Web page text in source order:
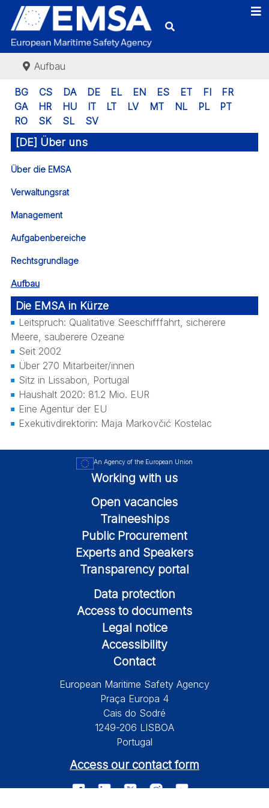
Aufbau
BG CS DA DE EL EN ES ET FI
FR
GA
HR HU IT LT LV MT NL PL
PT
RO
SK SL SV
[DE] Über uns
Über die EMSA
Verwaltungsrat
Management
Aufgabenbereiche
Rechtsgrundlage
Aufbau
Die EMSA in Kürze
Leitspruch: Qualitative Seeschifffahrt, sicherere
Meere, sauberere Ozeane
Seit 2002
Über 270 Mitarbeiter/innen
Sitz in Lissabon, Portugal
Haushalt 2020: 81.2 Mio. EUR
Eine Agentur der EU
Exekutivdirektorin: Maja Markovčić Kostelac
An Agency of the European Union
Working with us
Open vacancies
Traineeships
Public Procurement
Experts and Speakers
Transparency portal
Data protection
Access to documents
Legal notice
Accessibility
Contact
European Maritime Safety Agency
Praça Europa 4
Cais do Sodré
1249-206 LISBOA
Portugal
Access our contact form